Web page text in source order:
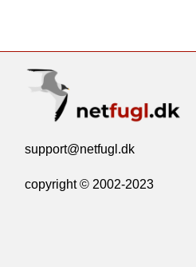
support@netfugl.dk
copyright © 2002-2023